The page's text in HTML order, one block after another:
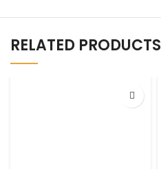
RELATED PRODUCTS